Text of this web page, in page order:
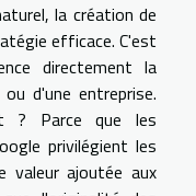
la création de
efficace. C'est
directement la
d'une entreprise.
? Parce que les
privilégient les
valeur ajoutée aux